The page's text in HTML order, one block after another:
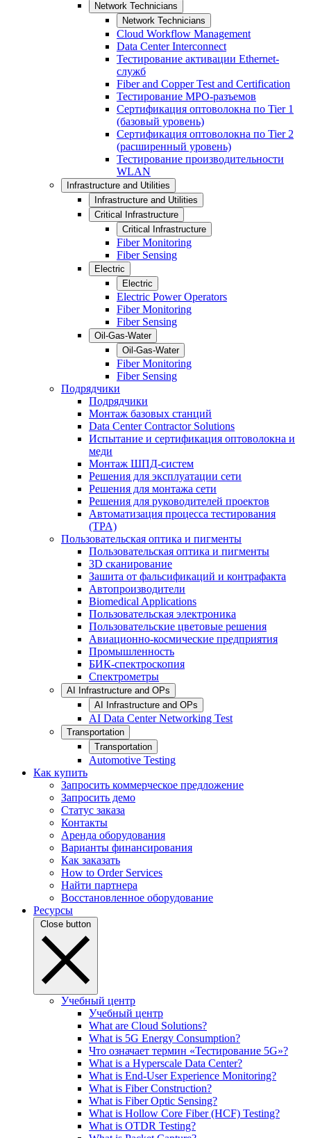
Network Technicians
Network Technicians
Cloud Workflow Management
Data Center Interconnect
Тестирование активации Ethernet-
служб
Fiber and Copper Test and Certification
Тестирование МРО-разъемов
Сертификация оптоволокна по Tier 1
(базовый уровень)
Сертификация оптоволокна по Tier 2
(расширенный уровень)
Тестирование производительности
WLAN
Infrastructure and Utilities
Infrastructure and Utilities
Critical Infrastructure
Critical Infrastructure
Fiber Monitoring
Fiber Sensing
Electric
Electric
Electric Power Operators
Fiber Monitoring
Fiber Sensing
Oil-Gas-Water
Oil-Gas-Water
Fiber Monitoring
Fiber Sensing
Подрядчики
Подрядчики
Монтаж базовых станций
Data Center Contractor Solutions
Испытание и сертификация оптоволокна и
меди
Монтаж ШПД-систем
Решения для эксплуатации сети
Решения для монтажа сети
Решения для руководителей проектов
Автоматизация процесса тестирования
(TPA)
Пользовательская оптика и пигменты
Пользовательская оптика и пигменты
3D сканирование
Зашита от фальсификаций и контрафакта
Автопроизводители
Biomedical Applications
Пользовательская электроника
Пользовательские цветовые решения
Авиационно-космические предприятия
Промышленность
БИК-спектроскопия
Спектрометры
AI Infrastructure and OPs
AI Infrastructure and OPs
AI Data Center Networking Test
Transportation
Transportation
Automotive Testing
Как купить
Запросить коммерческое предложение
Запросить демо
Статус заказа
Контакты
Аренда оборудования
Варианты финансирования
Как заказать
How to Order Services
Найти партнера
Восстановленное оборудование
Ресурсы
Close button
Учебный центр
Учебный центр
What are Cloud Solutions?
What is 5G Energy Consumption?
Что означает термин «Тестирование 5G»?
What is a Hyperscale Data Center?
What is End-User Experience Monitoring?
What is Fiber Construction?
What is Fiber Optic Sensing?
What is Hollow Core Fiber (HCF) Testing?
What is OTDR Testing?